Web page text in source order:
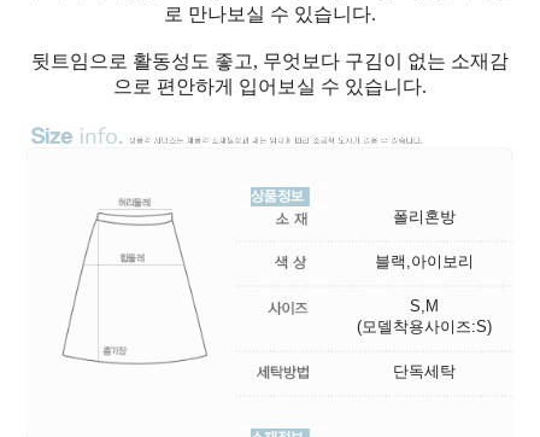
로 만나보실 수 있습니다.
뒷트임으로 활동성도 좋고, 무엇보다 구김이 없는 소재감
으로 편안하게 입어보실 수 있습니다.
폴리혼방
블랙,아이보리
S,M
(모델착용사이즈:S)
단독세탁